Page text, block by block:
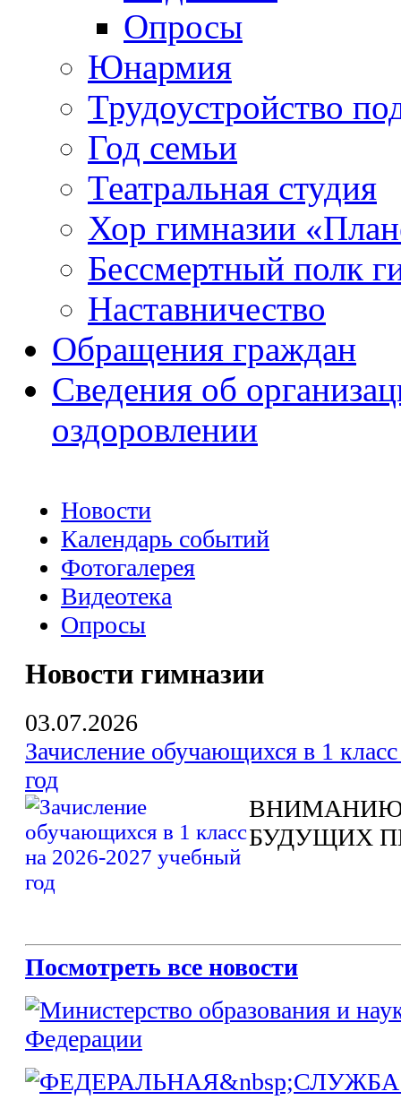
Опросы
Юнармия
Трудоустройство
Год семьи
Театральная студия
Хор гимназии
Бессмертный полк
Наставничество
Обращения граждан
Сведения об
оздоровлении
Новости
Календарь событий
Фотогалерея
Видеотека
Опросы
Новости гимназии
03.07.2026
Зачисление обучающихся в 1
год
ВНИМАНИЮ
БУДУЩИХ
Посмотреть все новости